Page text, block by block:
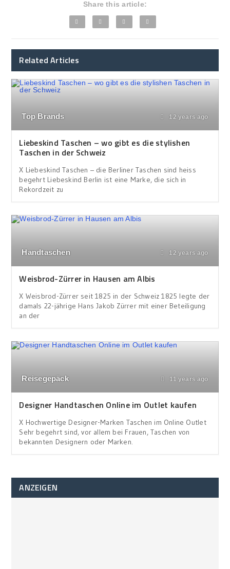
Share this article:
Related Articles
Top Brands 12 years ago
Liebeskind Taschen – wo gibt es die stylishen
Taschen in der Schweiz
X Liebeskind Taschen – die Berliner Taschen sind heiss
begehrt Liebeskind Berlin ist eine Marke, die sich in
Rekordzeit zu
Handtaschen 12 years ago
Weisbrod-Zürrer in Hausen am Albis
X Weisbrod-Zürrer seit 1825 in der Schweiz 1825 legte der
damals 22-jährige Hans Jakob Zürrer mit einer Beteiligung
an der
Reisegepäck 11 years ago
Designer Handtaschen Online im Outlet kaufen
X Hochwertige Designer-Marken Taschen im Online Outlet
Sehr begehrt sind, vor allem bei Frauen, Taschen von
bekannten Designern oder Marken.
ANZEIGEN